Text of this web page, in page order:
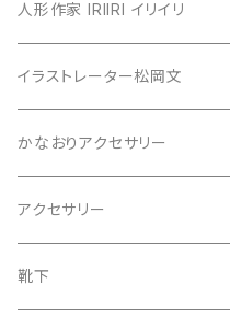
カットソー
チュニック
ニット
ベスト
ワンピース
人形作家 IRIIRI イリイリ
イラストレーター松岡文
かなおりアクセサリー
アクセサリー
ピアス
靴下